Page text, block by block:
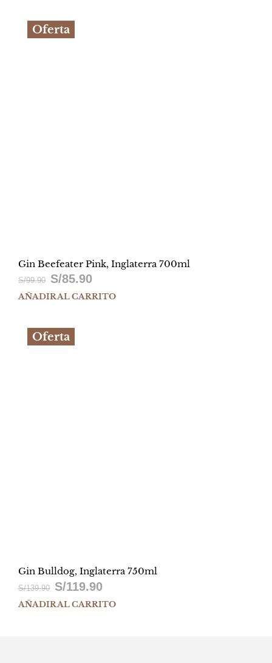
Oferta
Gin Beefeater Pink, Inglaterra 700ml
S/99.90 El
precio
era:
S/85.90El
precio
AÑADIR AL CARRITO
Oferta
Gin Bulldog, Inglaterra 750ml
S/139.90 El
precio
S/119.90El
precio
AÑADIR AL CARRITO